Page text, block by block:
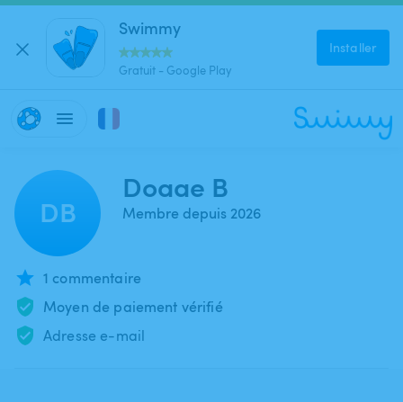
Swimmy
Gratuit - Google Play
Installer
DB
Doaae B
Membre depuis 2026
1 commentaire
Moyen de paiement vérifié
Adresse e-mail